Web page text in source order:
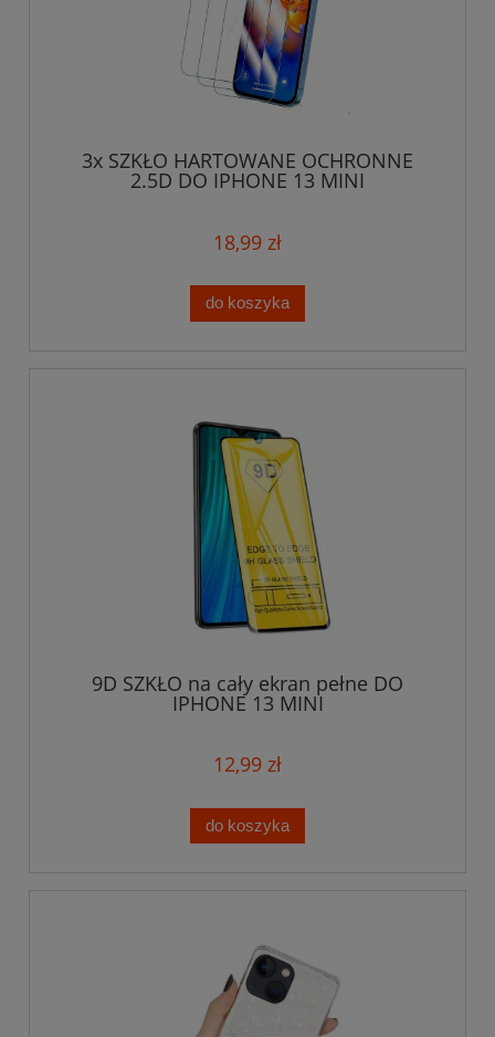
3x SZKŁO HARTOWANE OCHRONNE
2.5D DO IPHONE 13 MINI
18,99 zł
do koszyka
9D SZKŁO na cały ekran pełne DO
IPHONE 13 MINI
12,99 zł
do koszyka